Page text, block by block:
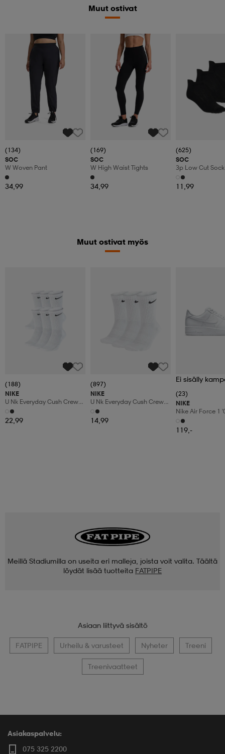
Muut ostivat
(134)
SOC
W Woven Pant
34,99
(169)
SOC
W High Waist Tights
34,99
(625)
SOC
3p Low Cut Sock
11,99
Muut ostivat myös
(188)
NIKE
U Nk Everyday Cush Crew
6pr-Bd
22,99
(897)
NIKE
U Nk Everyday Cush Crew
3pr
14,99
Ei sisälly
(23)
NIKE
Nike Air Force 1
Shoes
119,-
Meillä Stadiumilla on useita eri malleja, joista voit valita. Täältä
löydät lisää tuotteita FATPIPE
Asiaan liittyvä sisältö
FATPIPE Urheilu & varusteet Nyheter Treeni
Treenivaatteet
Asiakaspalvelu:
075 325 2200